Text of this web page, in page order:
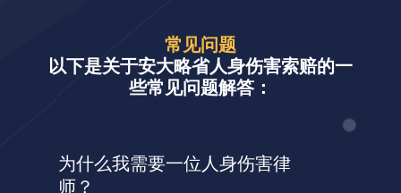
常见问题
以下是关于安大略省人身伤害索赔的一
些常见问题解答：
为什么我需要一位人身伤害律
师？